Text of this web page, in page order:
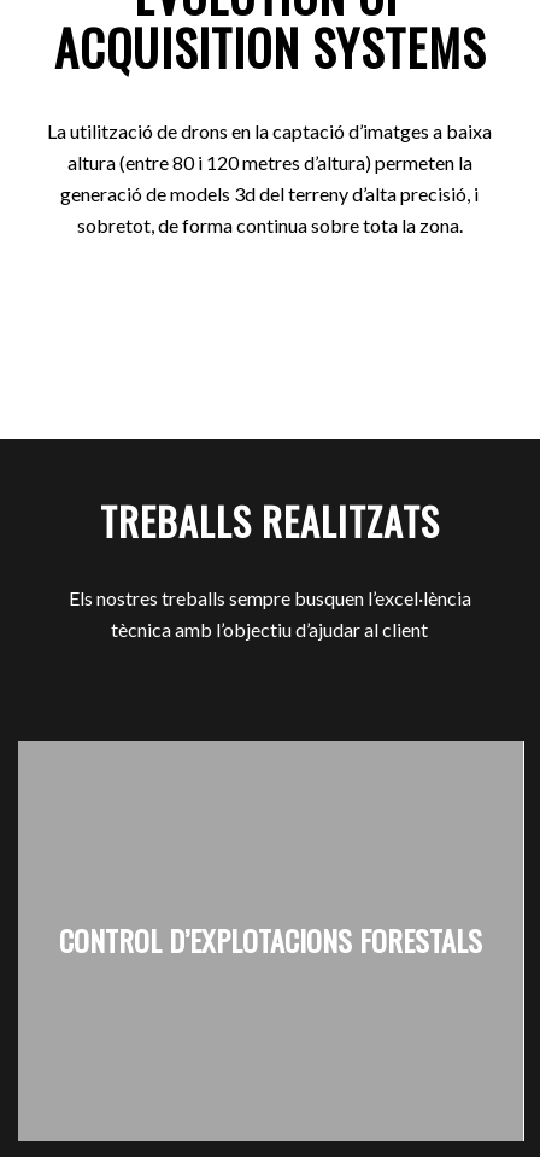
ACQUISITION SYSTEMS
La utilització de drons en la captació d’imatges a baixa
altura (entre 80 i 120 metres d’altura) permeten la
generació de models 3d del terreny d’alta precisió, i
sobretot, de forma continua sobre tota la zona.
TREBALLS REALITZATS
Els nostres treballs sempre busquen l’excel·lència
tècnica amb l’objectiu d’ajudar al client
CONTROL D’EXPLOTACIONS FORESTALS